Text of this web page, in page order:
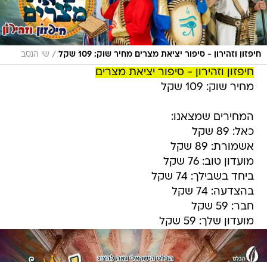
חיפזון וזהירון - סיפור יציאת מצרים מחיר שוק: 109 שקל / שי הנסב
חיפזון וזהירון - סיפור יציאת מצרים
מחיר שוק: 109 שקל
המחירים שמצאנו:
כאל: 89 שקל
אשמורת: 89 שקל
מועדון טוב: 76 שקל
ביחד בשבילך: 74 שקל
בהצדעה: 74 שקל
חבר: 59 שקל
מועדון שלך: 59 שקל